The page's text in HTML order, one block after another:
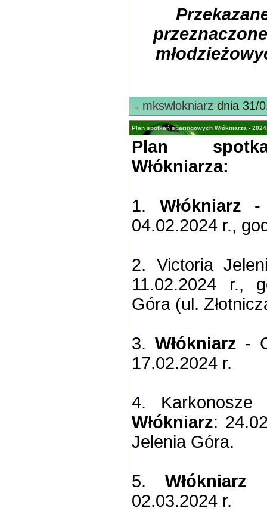
mkswlokniarz dnia 31/
Plan spotkań sparingowych Włókniarza -
Plan
Włókniarza:
1. Włókniarz -
04.02.2024 r.,
2. Victoria
11.02.2024 r.,
Góra (ul.
3. Włókniarz -
17.02.2024 r.
4.
Włókniarz:
Jelenia Góra.
5.Włókniarz
02.03.2024 r.